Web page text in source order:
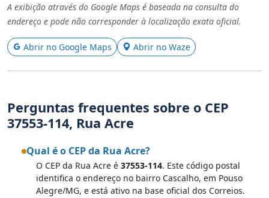
A exibição através do Google Maps é baseada na consulta do
endereço e pode não corresponder à localização exata oficial.
Abrir no Google Maps Abrir no Waze
Perguntas frequentes sobre o CEP
37553-114, Rua Acre
Qual é o CEP da Rua Acre?
O CEP da Rua Acre é 37553-114. Este código postal
identifica o endereço no bairro Cascalho, em Pouso
Alegre/MG, e está ativo na base oficial dos Correios.